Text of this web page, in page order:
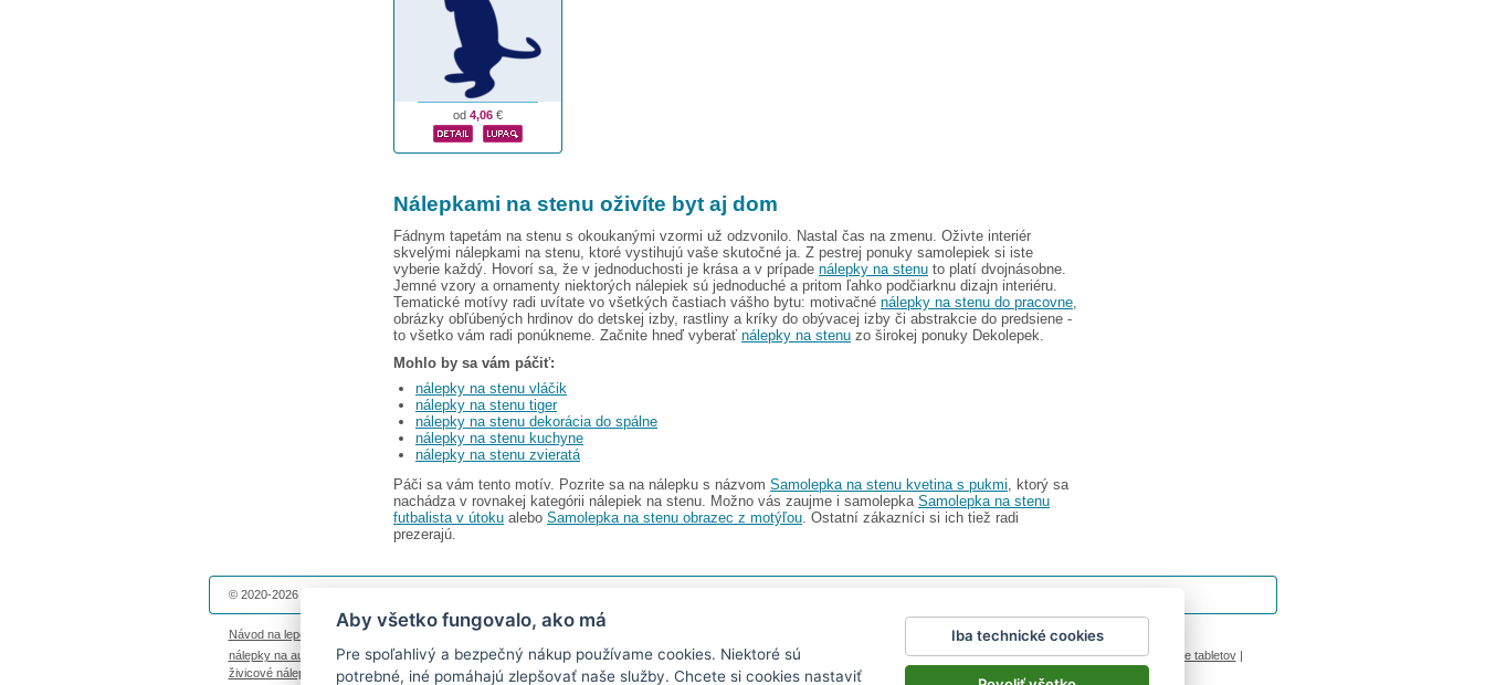
od 4,06 €
Nálepkami na stenu oživíte byt aj dom
Fádnym tapetám na stenu s okoukanými vzormi už odzvonilo. Nastal čas na zmenu. Oživte interiér
skvelými nálepkami na stenu, ktoré vystihujú vaše skutočné ja. Z pestrej ponuky samolepiek si iste
vyberie každý. Hovorí sa, že v jednoduchosti je krása a v prípade nálepky na stenu to platí dvojnásobne.
Jemné vzory a ornamenty niektorých nálepiek sú jednoduché a pritom ľahko podčiarknu dizajn interiéru.
Tematické motívy radi uvítate vo všetkých častiach vášho bytu: motivačné nálepky na stenu do pracovne
obrázky obľúbených hrdinov do detskej izby, rastliny a kríky do obývacej izby či abstrakcie do predsiene -
to všetko vám radi ponúkneme. Začnite hneď vyberať nálepky na stenu zo širokej ponuky Dekolepek.
Mohlo by sa vám páčiť:
nálepky na stenu vláčik
nálepky na stenu tiger
nálepky na stenu dekorácia do spálne
nálepky na stenu kuchyne
nálepky na stenu zvieratá
Páči sa vám tento motív. Pozrite sa na nálepku s názvom Samolepka na stenu kvetina s pukmi , ktorý sa
nachádza v rovnakej kategórii nálepiek na stenu. Možno vás zaujme i samolepka Samolepka na stenu
futbalista v útoku alebo Samolepka na stenu obrazec z motýľou . Ostatní zákazníci si ich tiež radi
prezerajú.
© 2020-2026 Dekolepky.sk prevádzkuje
Návod na lepenie Životnosť nálepiek na stenu| Magazín Reklamačný poriadok|Impressum
nálepky na auto
magnetky s fotkou|nálepky dieťa v aute|kühlschrankmagnete|logoprinty|magnesy ze zdjęciem samolepky na zeď|hodinový manžel česká lípa|porovnanie tabletov|
živicové nálepky
fotokalendáre
Aby všetko fungovalo, ako má
Pre spoľahlivý a bezpečný nákup používame cookies. Niektoré sú
potrebné, iné pomáhajú zlepšovať naše služby. Chcete si cookies nastaviť
Iba technické cookies